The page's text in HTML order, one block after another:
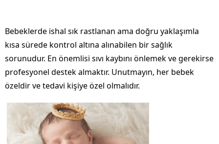
Bebeklerde ishal sık rastlanan ama doğru yaklaşımla
kısa sürede kontrol altına alınabilen bir sağlık
sorunudur. En önemlisi sıvı kaybını önlemek ve gerekirse
profesyonel destek almaktır. Unutmayın, her bebek
özeldir ve tedavi kişiye özel olmalıdır.